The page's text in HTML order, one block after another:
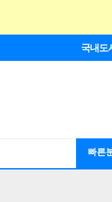
국내도
빠른